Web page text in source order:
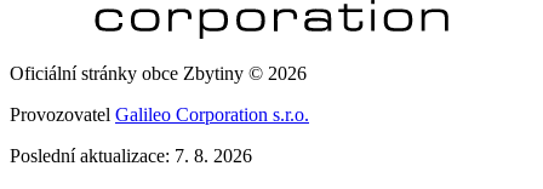
Oficiální stránky obce Zbytiny © 2026
Provozovatel Galileo Corporation s.r.o.
Poslední aktualizace: 7. 8. 2026